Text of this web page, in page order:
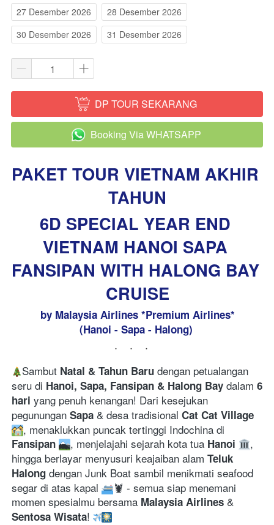
27 Desember 2026
28 Desember 2026
30 Desember 2026
31 Desember 2026
` DP TOUR SEKARANG
` Booking Via WHATSAPP
PAKET TOUR VIETNAM AKHIR
TAHUN
6D SPECIAL YEAR END
VIETNAM HANOI SAPA
FANSIPAN WITH HALONG BAY
CRUISE
by Malaysia Airlines *Premium Airlines*
(Hanoi - Sapa - Halong)
...
Sambut Natal & Tahun Baru dengan petualangan
seru di Hanoi, Sapa, Fansipan & Halong Bay dalam 6
hari yang penuh kenangan! Dari kesejukan
pegunungan Sapa & desa tradisional Cat Cat Village
Fansipan , menjelajahi sejarah kota tua Hanoi
,
hingga berlayar menyusuri keajaiban alam Teluk
Halong dengan Junk Boat sambil menikmati seafood
segar di atas kapal
🦞 - semua siap menemani
momen spesialmu bersama Malaysia Airlines
Sentosa Wisata!